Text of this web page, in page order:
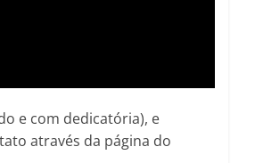
e com dedicatória), e
através da página do